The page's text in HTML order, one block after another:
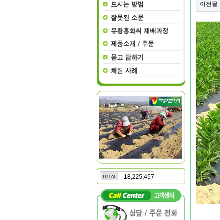
18,225,457
이전글